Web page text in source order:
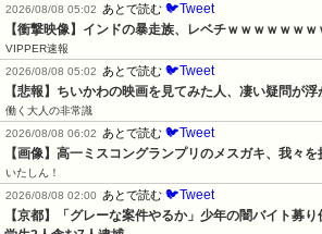
2026/08/08 05:02
あとで読む 🐦Tweet
【衝撃映像】インドの暴走族、レベチｗｗｗｗｗｗ
VIPPER速報
2026/08/08 05:02
あとで読む 🐦Tweet
【悲報】ちいかわの映画を見てみた人、凄い疑問が
働く大人の非常識
2026/08/08 06:02
あとで読む 🐦Tweet
【画像】高一ミスコングランプリのメスガキ、我々を
いたしん！
2026/08/08 02:00
あとで読む 🐦Tweet
【京都】「グレーな案件やるか」少年の闇バイト募